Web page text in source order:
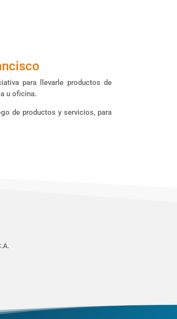
para llevarle productos de
u oficina.
de productos y servicios, para